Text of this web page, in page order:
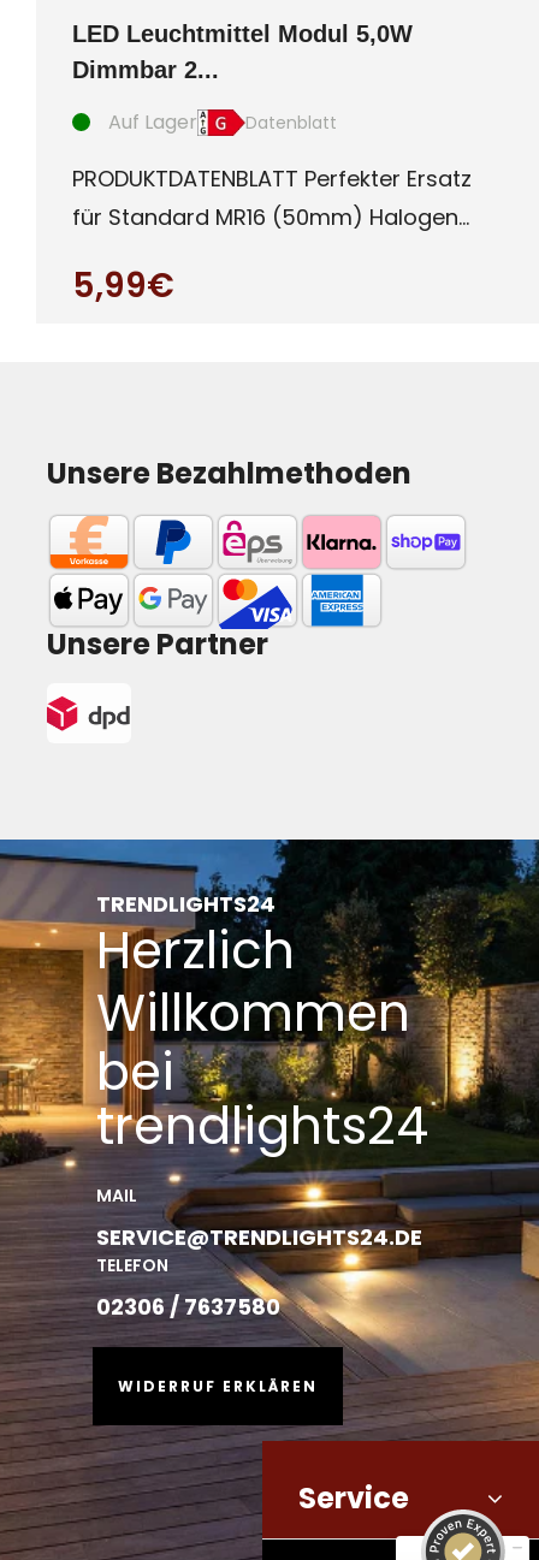
LED Leuchtmittel Modul 5,0W
Dimmbar 2...
Auf Lager Datenblatt
PRODUKTDATENBLATT Perfekter Ersatz
für Standard MR16 (50mm) Halogen
5,99€
Unsere Bezahlmethoden
Unsere Partner
TRENDLIGHTS24
Herzlich
Willkommen
bei
trendlights24
MAIL
SERVICE@TRENDLIGHTS24.DE
TELEFON
02306 / 7637580
WIDERRUF ERKLÄREN
Service
Kundenbewertungen und Erfahrungen zu